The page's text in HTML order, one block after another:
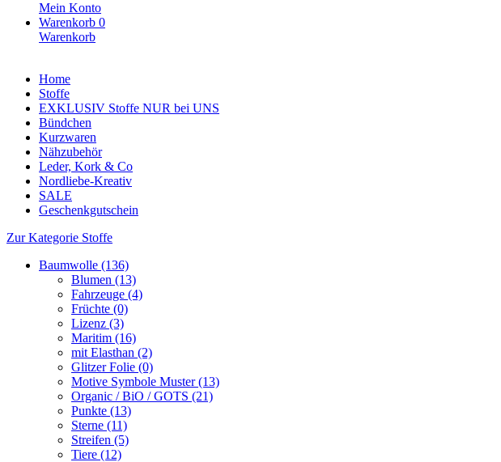
Mein Konto
Warenkorb 0
Warenkorb
Home
Stoffe
EXKLUSIV Stoffe NUR bei UNS
Bündchen
Kurzwaren
Nähzubehör
Leder, Kork & Co
Nordliebe-Kreativ
SALE
Geschenkgutschein
Zur Kategorie Stoffe
Baumwolle (136)
Blumen (13)
Fahrzeuge (4)
Früchte (0)
Lizenz (3)
Maritim (16)
mit Elasthan (2)
Glitzer Folie (0)
Motive Symbole Muster (13)
Organic / BiO / GOTS (21)
Punkte (13)
Sterne (11)
Streifen (5)
Tiere (12)